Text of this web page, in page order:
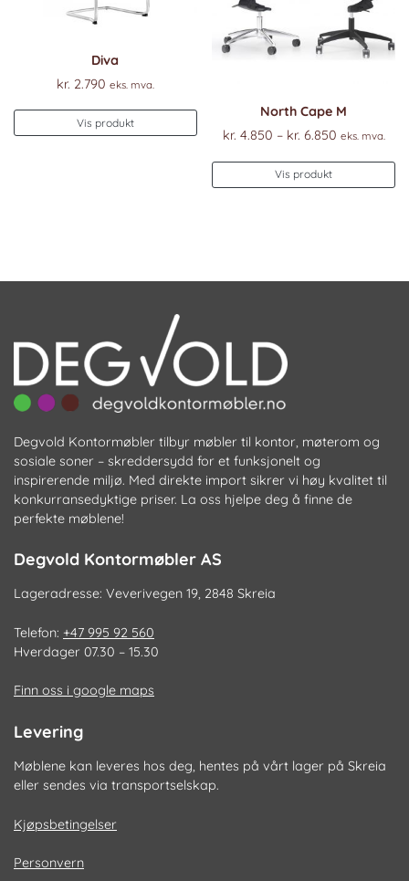
Diva
kr. 2.790 eks. mva.
Vis produkt
North Cape M
kr. 4.850 – kr. 6.850
kr. 6.850
eks. mva.
Vis produkt
Degvold Kontormøbler tilbyr møbler til kontor, møterom og
sosiale soner – skreddersydd for et funksjonelt og
inspirerende miljø. Med direkte import sikrer vi høy kvalitet til
konkurransedyktige priser. La oss hjelpe deg å finne de
perfekte møblene!
Degvold Kontormøbler AS
Lageradresse: Veverivegen 19, 2848 Skreia
Telefon: +47 995 92 560
Hverdager 07.30 – 15.30
Finn oss i google maps
Levering
Møblene kan leveres hos deg, hentes på vårt lager på Skreia
eller sendes via transportselskap.
Kjøpsbetingelser
Personvern